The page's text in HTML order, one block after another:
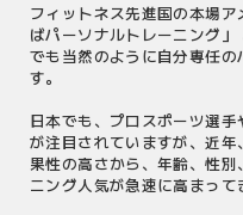
フィットネス先進国の本場
ばパーソナルトレーニング
でも当然のように自分専任
す。
日本でも、プロスポーツ選
が注目されていますが、近
果性の高さから、年齢、性
ニング人気が急速に高まって